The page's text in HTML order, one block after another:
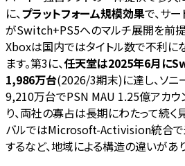
に、プラットフォーム規模効果で、サ
がSwitch+PS5へのマルチ展開を前
Xboxは国内ではタイトル数で不利に
ます。第3に、任天堂は2025年6月に
1,986万台(2026/3期末)に達し、ソ
9,210万台でPSN MAU 1.25億アカウ
り、両社の寡占は長期にわたって続く
バルではMicrosoft-Activision統合で
するなど、地域による構造の違いがあ